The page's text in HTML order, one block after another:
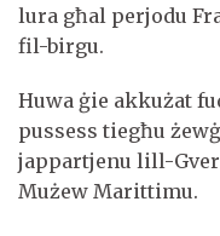
lura għal perjodu
fil-birgu.
Huwa ġie akkużat
pussess tiegħu
jappartjenu lill-
Mużew Marittimu.